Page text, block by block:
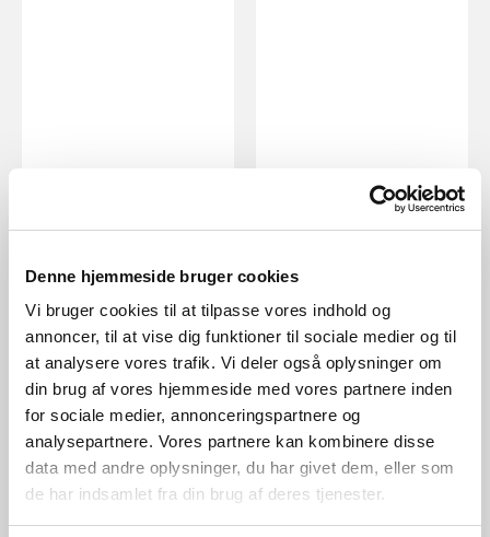
Denne hjemmeside bruger cookies
Vi bruger cookies til at tilpasse vores indhold og
annoncer, til at vise dig funktioner til sociale medier og til
at analysere vores trafik. Vi deler også oplysninger om
din brug af vores hjemmeside med vores partnere inden
for sociale medier, annonceringspartnere og
analysepartnere. Vores partnere kan kombinere disse
data med andre oplysninger, du har givet dem, eller som
de har indsamlet fra din brug af deres tjenester.
EUR 59,95
Nordlux
Ellen To-Go | Luminaire
nomade | Noir
Numéro d’article 2418015003
EUR 59,95
Nordlux
Ellen To-Go | Luminaire
nomade | Vert Olive
Numéro d’article 2418015023